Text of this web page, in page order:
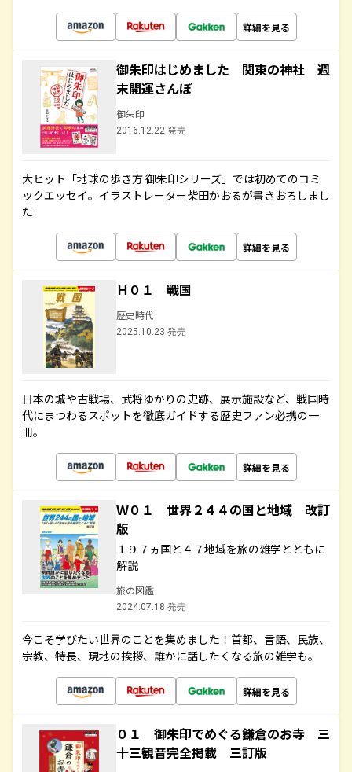
詳細を見る
御朱印はじめました 関東の神社 週
末開運さんぽ
御朱印
2016.12.22 発売
大ヒット「地球の歩き方 御朱印シリーズ」では初めてのコミ
ックエッセイ。イラストレーター柴田かおるが書きおろしまし
た
詳細を見る
Ｈ０１ 戦国
歴史時代
2025.10.23 発売
日本の城や古戦場、武将ゆかりの史跡、展示施設など、戦国時
代にまつわるスポットを徹底ガイドする歴史ファン必携の一
冊。
詳細を見る
Ｗ０１ 世界２４４の国と地域 改訂
版
１９７ヵ国と４７地域を旅の雑学とともに
解説
旅の図鑑
2024.07.18 発売
今こそ学びたい世界のことを集めました！首都、言語、民族、
宗教、特長、現地の挨拶、誰かに話したくなる旅の雑学も。
詳細を見る
０１ 御朱印でめぐる鎌倉のお寺 三
十三観音完全掲載 三訂版